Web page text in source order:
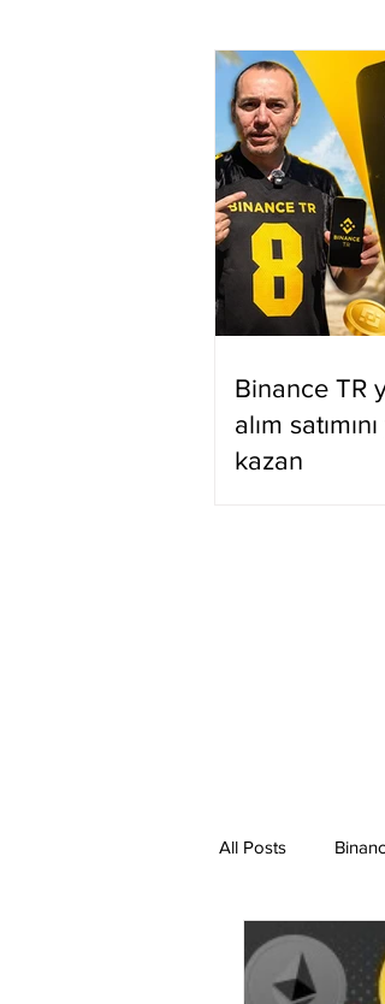
Binance TR
alım
kazan
All Posts
Binance